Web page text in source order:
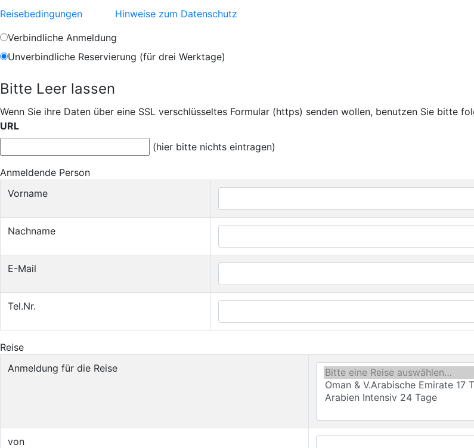
Reisebedingungen
Hinweise zum Datenschutz
Verbindliche Anmeldung
Unverbindliche Reservierung (für drei Werktage)
Wenn Sie ihre Daten über eine SSL verschlüsseltes Formular (https) senden wollen, benutzen Sie bitte
Bitte Leer lassen
URL
(hier bitte nichts eintragen)
Anmeldende Person
Vorname
Nachname
E-Mail
Tel.Nr.
Reise
Anmeldung für die Reise
von